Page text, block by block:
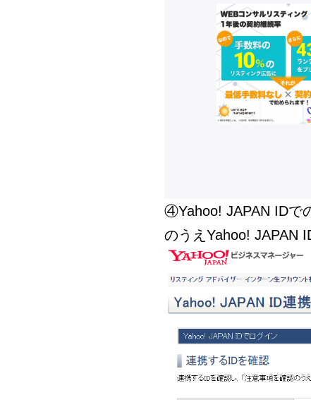
④Yahoo! JAPAN IDで
のうえYahoo! JAPAN